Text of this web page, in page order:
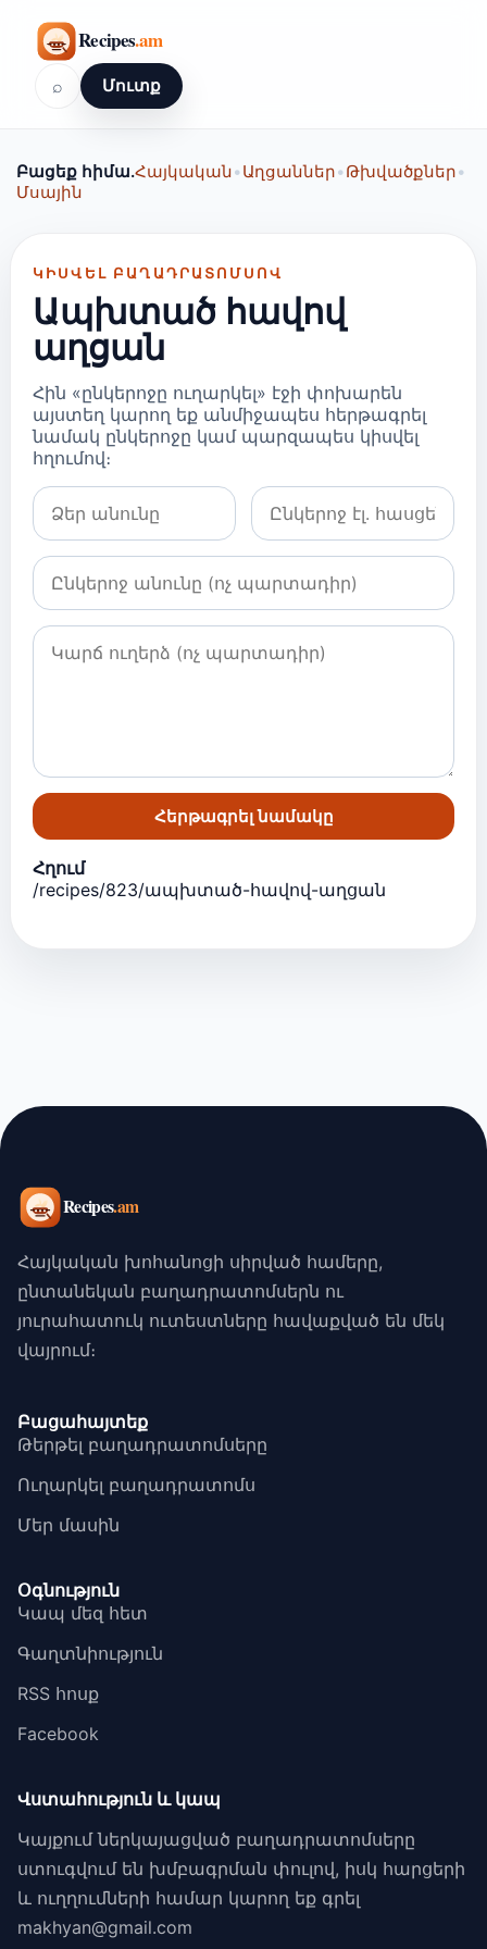
⌕ Մուտք
Բացեք հիմա.Հայկական•Աղցաններ•Թխվածքներ•
Մսային
ԿԻՍՎԵԼ ԲԱՂԱԴՐԱՏՈՄՍՈՎ
Ապխտած հավով
աղցան
Հին «ընկերոջը ուղարկել» էջի փոխարեն
այստեղ կարող եք անմիջապես հերթագրել
նամակ ընկերոջը կամ պարզապես կիսվել
հղումով։
Հերթագրել նամակը
Հղում
/recipes/823/ապխտած-հավով-աղցան
Հայկական խոհանոցի սիրված համերը,
ընտանեկան բաղադրատոմսերն ու
յուրահատուկ ուտեստները հավաքված են մեկ
վայրում։
Բացահայտեք
Թերթել բաղադրատոմսերը
Ուղարկել բաղադրատոմս
Մեր մասին
Օգնություն
Կապ մեզ հետ
Գաղտնիություն
RSS հոսք
Facebook
Վստահություն և կապ
Կայքում ներկայացված բաղադրատոմսերը
ստուգվում են խմբագրման փուլով, իսկ հարցերի
և ուղղումների համար կարող եք գրել
makhyan@gmail.com